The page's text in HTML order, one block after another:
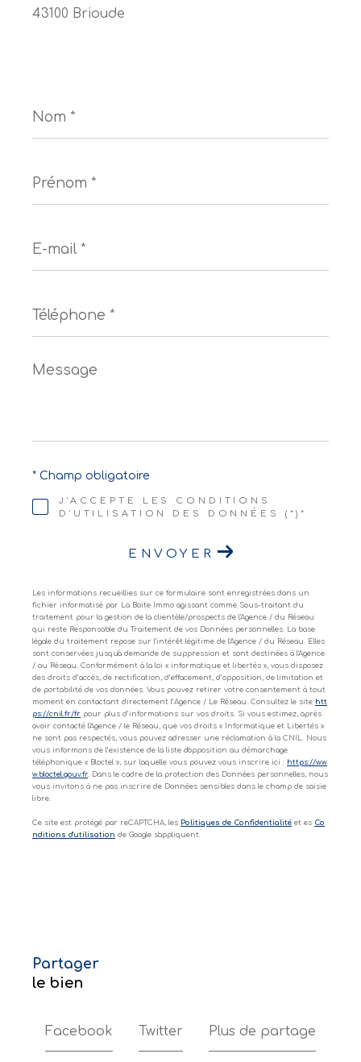
43100 Brioude
*
*
mail
*
*
Message
*
J'ACCEPTE LES CONDITIONS
D'UTILISATION DES DONNÉES (*)*
* Champ obligatoire
ENVOYER
Les informations recueillies sur ce formulaire sont enregistrées dans un
fichier informatisé par La Boite Immo agissant comme Sous-traitant du
traitement pour la gestion de la clientèle/prospects de l'Agence / du Réseau
qui reste Responsable du Traitement de vos Données personnelles. La base
légale du traitement repose sur l'intérêt légitime de l'Agence / du Réseau. Elles
sont conservées jusqu'à demande de suppression et sont destinées à l'Agence
/ au Réseau. Conformément à la loi « informatique et libertés », vous disposez
des droits d’accès, de rectification, d’effacement, d’opposition, de limitation et
de portabilité de vos données. Vous pouvez retirer votre consentement à tout
moment en contactant directement l’Agence / Le Réseau. Consultez le site htt
ps://cnil.fr/fr pour plus d’informations sur vos droits. Si vous estimez, après
avoir contacté l'Agence / le Réseau, que vos droits « Informatique et Libertés »
ne sont pas respectés, vous pouvez adresser une réclamation à la CNIL. Nous
vous informons de l’existence de la liste d'opposition au démarchage
téléphonique « Bloctel », sur laquelle vous pouvez vous inscrire ici : https://ww
w.bloctel.gouv.fr. Dans le cadre de la protection des Données personnelles, nous
vous invitons à ne pas inscrire de Données sensibles dans le champ de saisie
libre.
Ce site est protégé par reCAPTCHA, les Politiques de Confidentialité et es Co
nditions d'utilisation de Google s'appliquent.
partager
le bien
Facebook Twitter Plus de partage